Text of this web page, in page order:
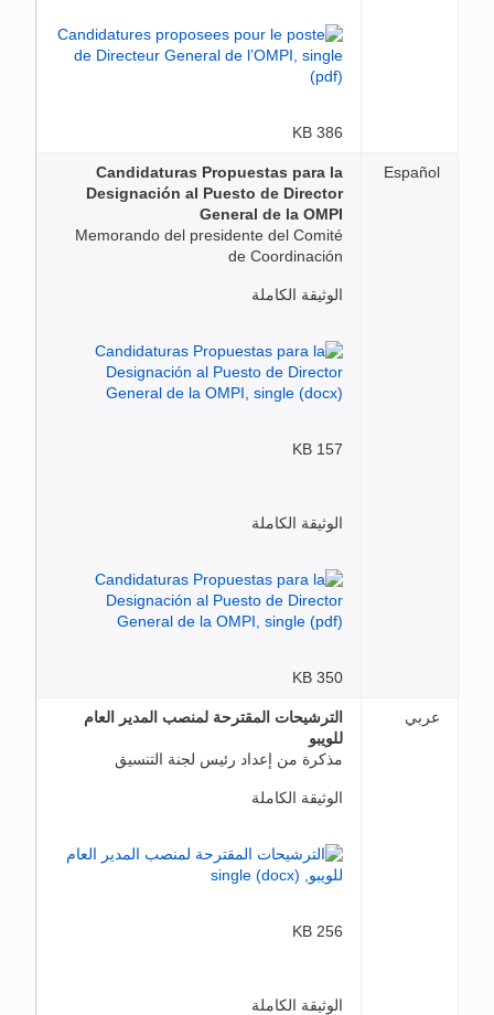
386 KB
Español
Candidaturas Propuestas para la
Designación al Puesto de Director
General de la OMPI
Memorando del presidente del Comité
de Coordinación
الوثيقة الكاملة
157 KB
الوثيقة الكاملة
350 KB
عربي
الترشيحات المقترحة لمنصب المدير العام
للويبو
مذكرة من إعداد رئيس لجنة التنسيق
الوثيقة الكاملة
256 KB
الوثيقة الكاملة